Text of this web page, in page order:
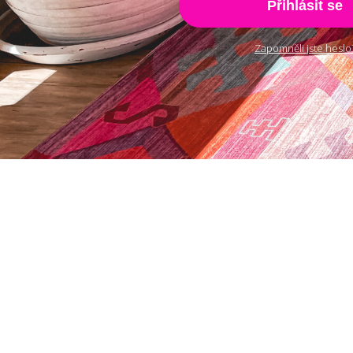
Přihlásit se
Zapomněli jste